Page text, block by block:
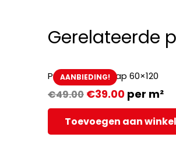
Gerelateerde
AANBIEDING!
Pulpis Nero full Lap 60×120
€49.00 €39.00 per m²
Toevoegen aan